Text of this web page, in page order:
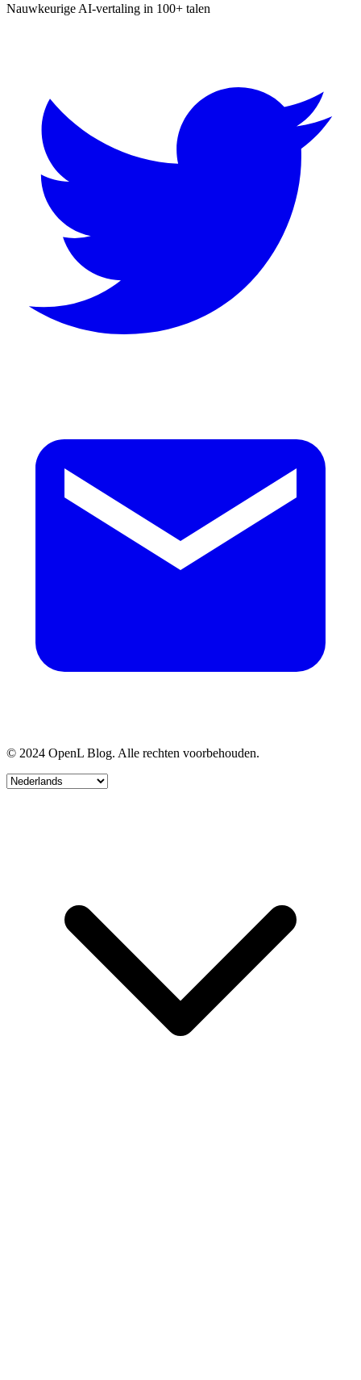
Nauwkeurige AI-vertaling in 100+ talen
© 2024 OpenL Blog. Alle rechten voorbehouden.